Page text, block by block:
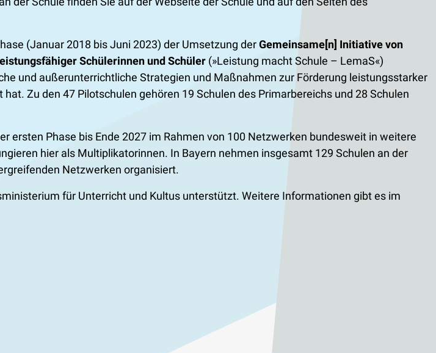
(Januar 2018 bis Juni 2023) der Umsetzung derGemeinsame[n] Initiative von
Schülerinnen und Schüler (»Leistung macht Schule – LemaS«)
und außerunterrichtliche Strategien und Maßnahmen zur Förderung leistungsstarker
Zu den 47 Pilotschulen gehören 19 Schulen des Primarbereichs und 28 Schulen
ersten Phase bis Ende 2027 im Rahmen von 100 Netzwerken bundesweit in weitere
hier als Multiplikatorinnen. In Bayern nehmen insgesamt 129 Schulen an der
Netzwerken organisiert.
für Unterricht und Kultus unterstützt. Weitere Informationen gibt es im